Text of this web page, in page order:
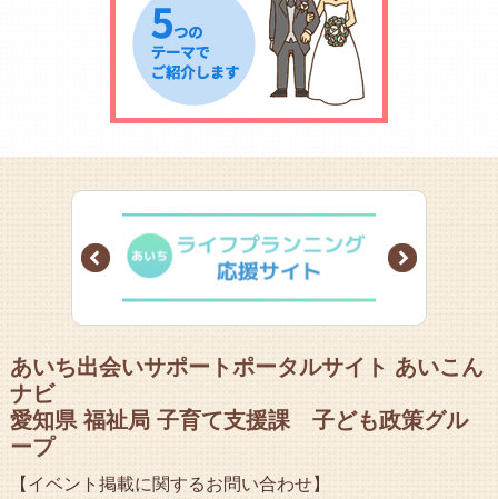
Prev Next
あいち出会いサポートポータルサイト あいこん
ナビ
愛知県 福祉局 子育て支援課 子ども政策グル
ープ
【イベント掲載に関するお問い合わせ】